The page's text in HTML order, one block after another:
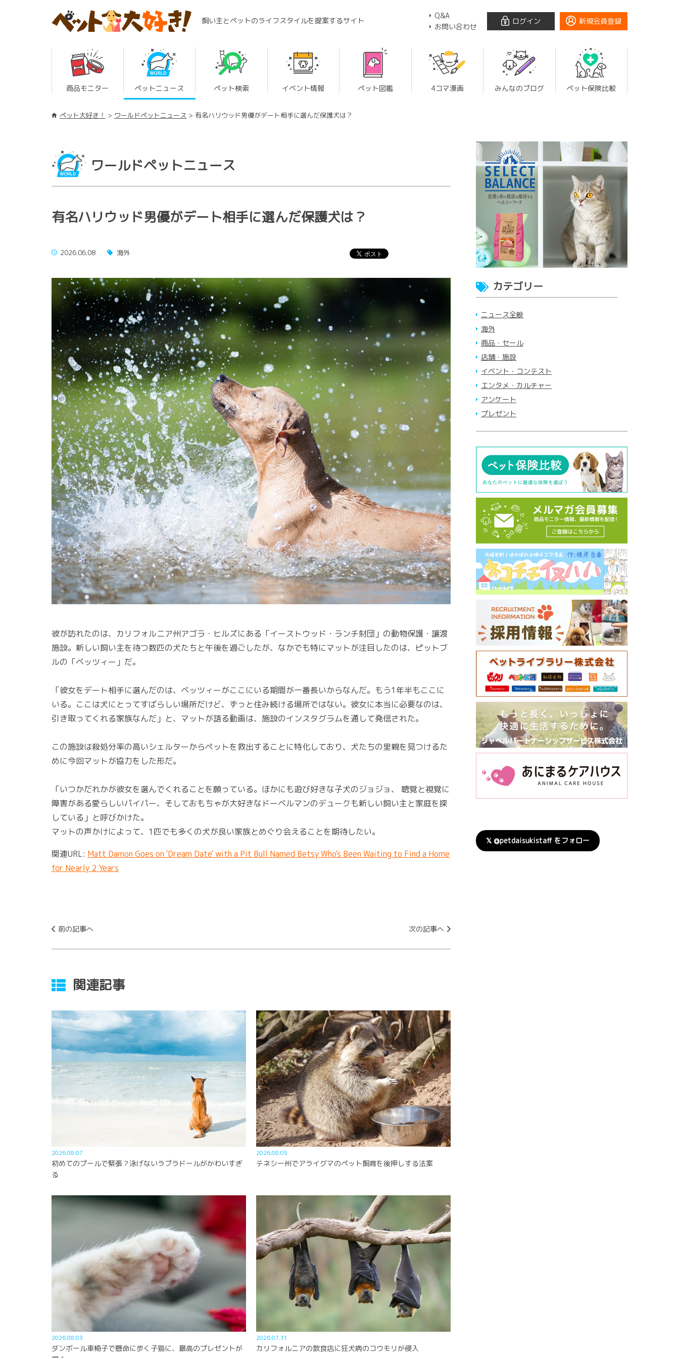
飼い主とペットのライフスタイルを提案するサイト
Q&A
お問い合わせ
ログイン 新規会員登録
商品モニター ペットニュース ペット検索 イベント情報 ペット図鑑 4コマ漫画 みんなのブログ ペット保険比較
ペット大好き！ ワールドペットニュース 有名ハリウッド男優がデート相手に選んだ保護犬は？
ワールドペットニュース
有名ハリウッド男優がデート相手に選んだ保護犬は？
2026.06.08 海外
彼が訪れたのは、カリフォルニア州アゴラ・ヒルズにある「イーストウッド・ランチ財団」の動物保護・譲渡
施設。新しい飼い主を待つ数匹の犬たちと午後を過ごしたが、なかでも特にマットが注目したのは、ピットブ
ルの「ベッツィー」だ。
「彼女をデート相手に選んだのは、ベッツィーがここにいる期間が一番長いからなんだ。もう1年半もここに
いる。ここは犬にとってすばらしい場所だけど、ずっと住み続ける場所ではない。彼女に本当に必要なのは、
引き取ってくれる家族なんだ」と、マットが語る動画は、施設のインスタグラムを通して発信された。
この施設は殺処分率の高いシェルターからペットを救出することに特化しており、犬たちの里親を見つけるた
めに今回マットが協力をした形だ。
「いつかだれかが彼女を選んでくれることを願っている。ほかにも遊び好きな子犬のジョジョ、 聴覚と視覚に
障害がある愛らしいパイパー、そしておもちゃが大好きなドーベルマンのデュークも新しい飼い主と家庭を探
している」と呼びかけた。
マットの声かけによって、1匹でも多くの犬が良い家族とめぐり会えることを期待したい。
関連URL: Matt Damon Goes on 'Dream Date' with a Pit Bull Named Betsy Who's Been Waiting to Find a Home
for Nearly 2 Years
前の記事へ 次の記事へ
関連記事
2026.08.07
初めてのプールで緊張？泳げないラブラドールがかわいすぎ
る
2026.08.05
テネシー州でアライグマのペット飼育を後押しする法案
2026.08.03
ダンボール車椅子で懸命に歩く子猫に、最高のプレゼントが
2026.07.31
カリフォルニアの飲食店に狂犬病のコウモリが侵入
カテゴリー
ニュース全般
海外
商品・セール
店舗・施設
イベント・コンテスト
エンタメ・カルチャー
アンケート
プレゼント
𝕏 @petdaisukistaff をフォロー